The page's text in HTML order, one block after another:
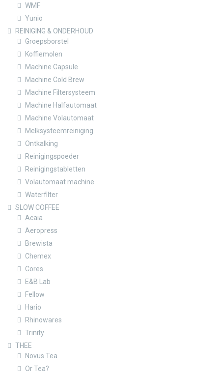
WMF
Yunio
REINIGING & ONDERHOUD
Groepsborstel
Koffiemolen
Machine Capsule
Machine Cold Brew
Machine Filtersysteem
Machine Halfautomaat
Machine Volautomaat
Melksysteemreiniging
Ontkalking
Reinigingspoeder
Reinigingstabletten
Volautomaat machine
Waterfilter
SLOW COFFEE
Acaia
Aeropress
Brewista
Chemex
Cores
E&B Lab
Fellow
Hario
Rhinowares
Trinity
THEE
Novus Tea
Or Tea?